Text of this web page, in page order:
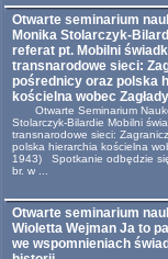
Otwarte seminarium
Monika Stolarczyk-
referat pt. Mobilni
transnarodowe sieci:
pośrednicy oraz polska
kościelna wobec
Otwarte Seminarium
Stolarczyk-Bilardie Mobilni
transnarodowe sieci:
polska hierarchia kościelna
1943) Spotkanie odbędzie
br. w ...
Otwarte seminarium
Wioletta Wejman Ja to
we wspomnieniach